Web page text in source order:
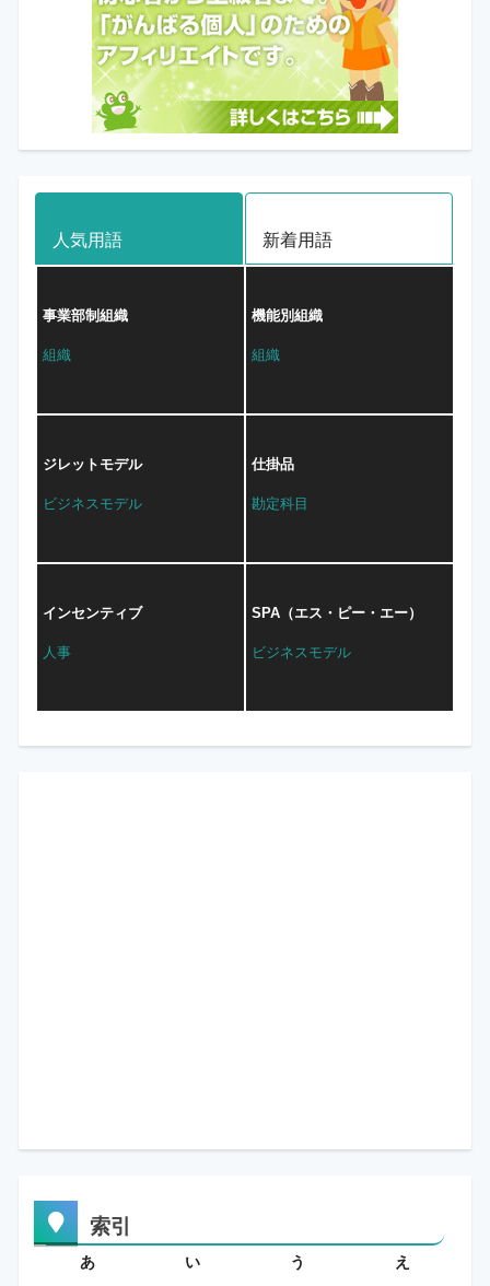
人気用語 新着用語
事業部制組織
組織
機能別組織
組織
ジレットモデル
ビジネスモデル
仕掛品
勘定科目
インセンティブ
人事
SPA（エス・ピー・エー）
ビジネスモデル
索引
あ い う
え